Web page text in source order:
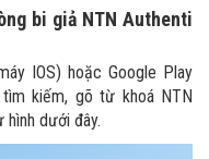
bi giả NTN Authenti
IOS) hoặc Google Play
kiếm, gõ từ khoá NTN
dưới đây.